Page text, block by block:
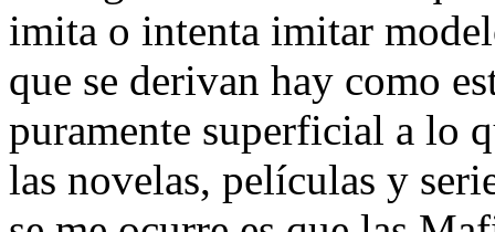
imita o intenta imitar
que se derivan hay como
puramente superficial a lo
las novelas, películas y